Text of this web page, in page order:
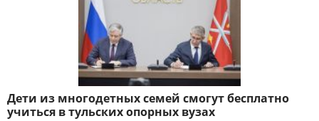
Дети из многодетных семей смогут бесплатно
учиться в тульских опорных вузах